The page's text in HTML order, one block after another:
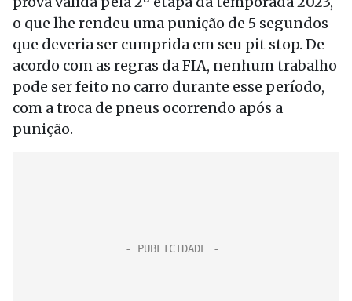
o que lhe rendeu uma punição de 5 segundos
que deveria ser cumprida em seu pit stop. De
acordo com as regras da FIA, nenhum trabalho
pode ser feito no carro durante esse período,
com a troca de pneus ocorrendo após a
punição.